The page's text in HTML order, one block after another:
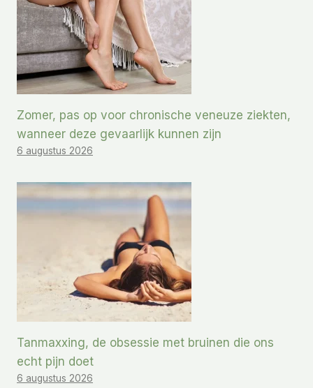
Zomer, pas op voor chronische veneuze ziekten,
wanneer deze gevaarlijk kunnen zijn
6 augustus 2026
Tanmaxxing, de obsessie met bruinen die ons
echt pijn doet
6 augustus 2026